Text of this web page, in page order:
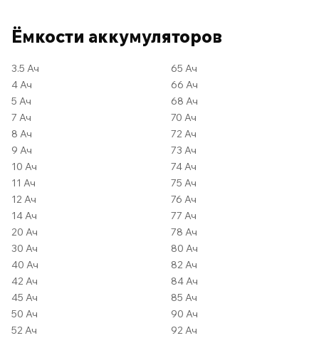
Ёмкости аккумуляторов
3.5 Ач
4 Ач
5 Ач
7 Ач
8 Ач
9 Ач
10 Ач
11 Ач
12 Ач
14 Ач
20 Ач
30 Ач
40 Ач
42 Ач
45 Ач
50 Ач
52 Ач
65 Ач
66 Ач
68 Ач
70 Ач
72 Ач
73 Ач
74 Ач
75 Ач
76 Ач
77 Ач
78 Ач
80 Ач
82 Ач
84 Ач
85 Ач
90 Ач
92 Ач